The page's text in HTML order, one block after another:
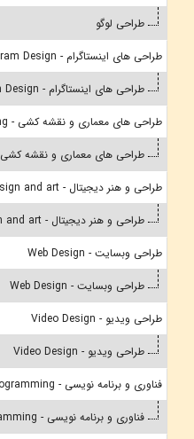
طراحی لوگو
طراحی های اینستاگرام - Instagram Design
طراحی های اینستاگرام - Instagram Design
طراحی های معماری و نقشه کشی - Architectural and Drawing
طراحی های معماری و نقشه کشی
طراحی و هنر دیجیتال - Digital design and art
طراحی و هنر دیجیتال - Digital design and art
طراحی وبسایت - Web Design
طراحی وبسایت - Web Design
طراحی ویدیو - Video Design
طراحی ویدیو - Video Design
فناوری و برنامه نویسی - Technology and programming
فناوری و برنامه نویسی - Technology and programming